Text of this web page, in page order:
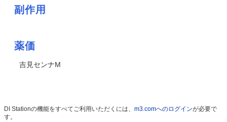
副作用
薬価
吉見センナM
DI Stationの機能をすべてご利用いただくには、 m3.comへのログインが必要で
す。